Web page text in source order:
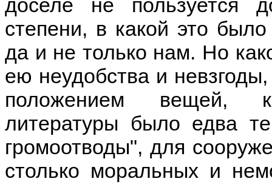
доселе не пользуется
степени, в какой это
да и не только нам. Но
ею неудобства и
положением вещей,
литературы было едва
громоотводы", для
столько моральных и